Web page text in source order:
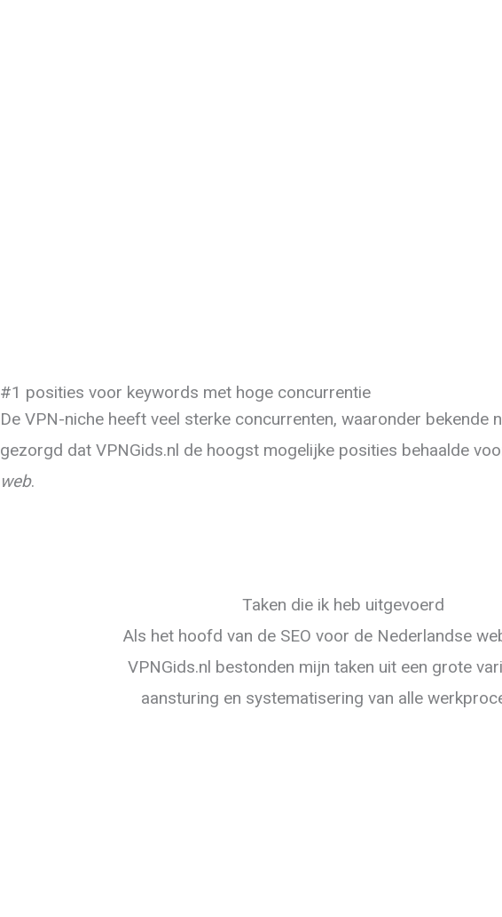
#1 posities voor keywords met hoge concurrentie
De VPN-niche heeft veel sterke concurrenten, waaronder
gezorgd dat VPNGids.nl de hoogst mogelijke posities behaalde
web.
Taken die ik heb uitgevoerd
Als het hoofd van de SEO voor de Nederlandse
VPNGids.nl bestonden mijn taken uit een grote
aansturing en systematisering van alle